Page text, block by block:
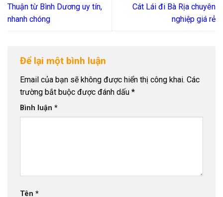
Thuận từ Bình Dương uy tín,
nhanh chóng
Cát Lái đi Bà Rịa chuyên
nghiệp giá rẻ
Để lại một bình luận
Email của bạn sẽ không được hiển thị công khai. Các
trường bắt buộc được đánh dấu *
Bình luận *
Tên *